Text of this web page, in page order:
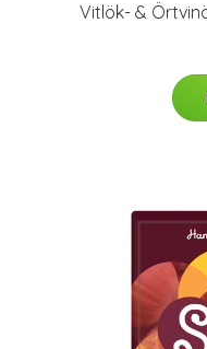
Vitlök- &